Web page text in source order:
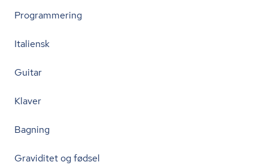
Programmering
Italiensk
Guitar
Klaver
Bagning
Graviditet og fødsel